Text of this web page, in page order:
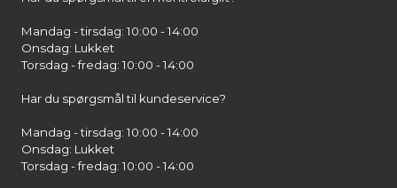
Mandag - tirsdag: 10:00 - 14:00
Onsdag: Lukket
Torsdag - fredag: 10:00 - 14:00
Har du spørgsmål til kundeservice?
Mandag - tirsdag: 10:00 - 14:00
Onsdag: Lukket
Torsdag - fredag: 10:00 - 14:00